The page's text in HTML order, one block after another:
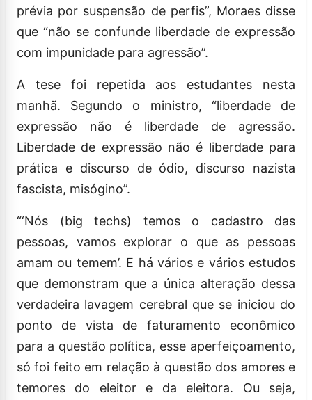
prévia por suspensão de perfis”, Moraes disse
que “não se confunde liberdade de expressão
com impunidade para agressão”.
A tese foi repetida aos estudantes nesta
manhã. Segundo o ministro, “liberdade de
expressão não é liberdade de agressão.
Liberdade de expressão não é liberdade para
prática e discurso de ódio, discurso nazista
fascista, misógino”.
“‘Nós (big techs) temos o cadastro das
pessoas, vamos explorar o que as pessoas
amam ou temem’. E há vários e vários estudos
que demonstram que a única alteração dessa
verdadeira lavagem cerebral que se iniciou do
ponto de vista de faturamento econômico
para a questão política, esse aperfeiçoamento,
só foi feito em relação à questão dos amores e
temores do eleitor e da eleitora. Ou seja,